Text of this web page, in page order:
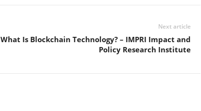
Next article
What Is Blockchain Technology? – IMPRI Impact and
Policy Research Institute